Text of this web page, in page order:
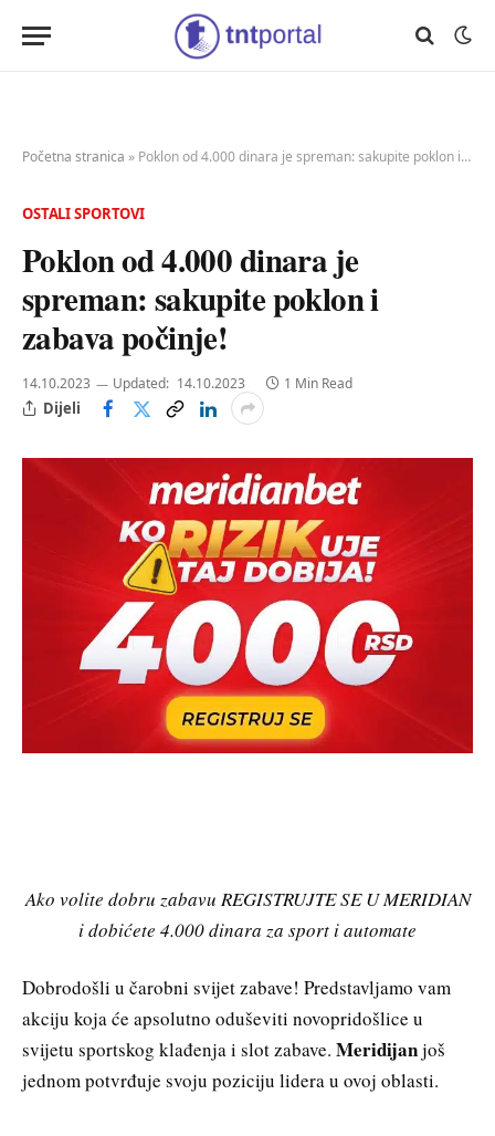
Početna stranica » Poklon od 4.000 dinara je spreman: sakupite poklon i zabava počinje!
OSTALI SPORTOVI
Poklon od 4.000 dinara je
spreman: sakupite poklon i
zabava počinje!
14.10.2023 Updated: 14.10.2023 1 Min Read
Dijeli
Ako volite dobru zabavu REGISTRUJTE SE U MERIDIAN
i dobićete 4.000 dinara za sport i automate
Dobrodošli u čarobni svijet zabave! Predstavljamo vam
akciju koja će apsolutno oduševiti novopridošlice u
svijetu sportskog klađenja i slot zabave. Meridijanjoš
jednom potvrđuje svoju poziciju lidera u ovoj oblasti.